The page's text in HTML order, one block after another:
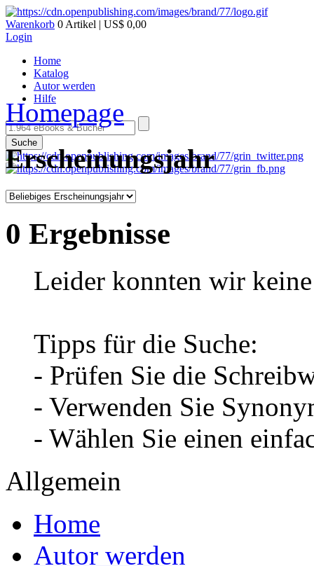
Warenkorb 0 Artikel | US$ 0,00
Login
Home
Katalog
Autor werden
Hilfe
Suche
Homepage
Erscheinungsjahr
0 Ergebnisse
Leider konnten wir
Tipps für die Suche:
- Prüfen Sie die
- Verwenden Sie
- Wählen Sie einen
Allgemein
Home
Autor werden